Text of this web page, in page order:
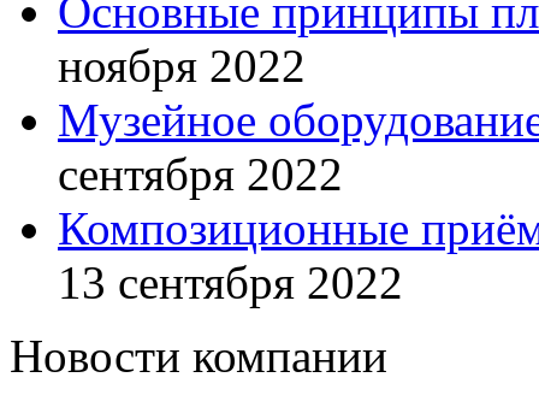
Основные принципы
ноября 2022
Музейное
сентября 2022
Композиционные
13 сентября 2022
Новости компании